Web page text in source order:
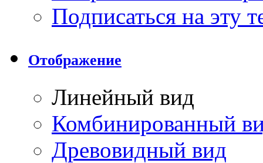
Подписаться на эту
Отображение
Линейный вид
Комбинированный
Древовидный вид